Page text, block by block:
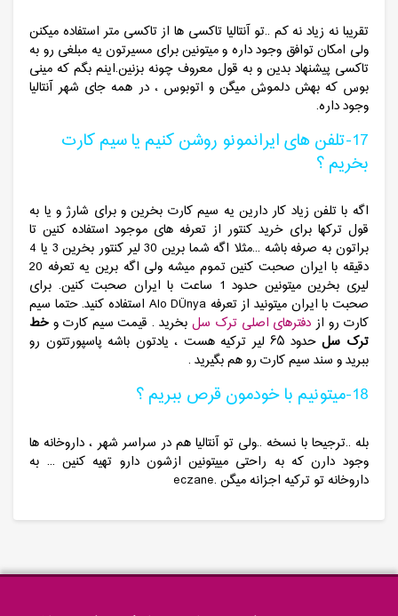
تقریبا نه زیاد نه کم ..تو آنتالیا تاکسی ها از تاکسی متر استفاده میکنن
ولی امکان توافق وجود داره و میتونین برای مسیرتون یه مبلغی رو به
تاکسی پیشنهاد بدین و به قول معروف چونه بزنین.اینم بگم که مینی
بوس که بهش دلموش میگن و اتوبوس ، در همه جای شهر آنتالیا
وجود داره.
17-تلفن های ایرانمونو روشن کنیم یا سیم کارت
بخریم ؟
اگه با تلفن زیاد کار دارین یه سیم کارت بخرین و برای شارژ و یا به
قول ترکها برای خرید کنتور از تعرفه های موجود استفاده کنین تا
براتون به صرفه باشه ...مثلا اگه شما برین 30 لیر کنتور بخرین 3 یا 4
دقیقه با ایران صحبت کنین تموم میشه ولی اگه برین یه تعرفه 20
لیری بخرین میتونین حدود 1 ساعت با ایران صحبت کنین. برای
صحبت با ایران میتونید از تعرفه Alo DÜnya استفاده کنید. حتما سیم
کارت رو ازدفترهای اصلی ترک سلبخرید . قیمت سیم کارت وخط
ترک سل
حدود ۶۵ لیر ترکیه هست ، یادتون باشه پاسپورتتون رو
ببرید و سند سیم کارت رو هم بگیرید .
18-میتونیم با خودمون قرص ببریم ؟
بله ..ترجیحا با نسخه ..ولی تو آنتالیا هم در سراسر شهر ، داروخانه ها
وجود دارن که به راحتی مییتونین ازشون دارو تهیه کنین ... به
داروخانه تو ترکیه اجزانه میگن .eczane